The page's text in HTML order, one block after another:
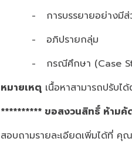
- การบรรยายอย่างมีส่
- อภิปรายกลุ่ม
- กรณีศึกษา (Case
หมายเหตุ เนื้อหาสามารถปรับไ
********** ขอสงวนสิทธิ์ ห้าม
สอบถามรายละเอียดเพิ่มได้ที่